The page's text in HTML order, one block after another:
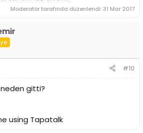
Moderatör tarafında düzenlendi: 31 Mar 2017
#10
gitti?
using Tapatalk